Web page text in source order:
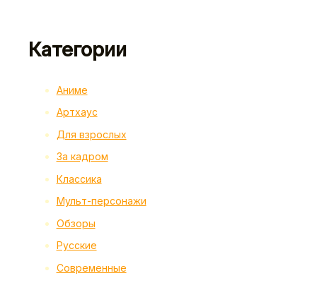
Категории
Аниме
Артхаус
Для взрослых
За кадром
Классика
Мульт-персонажи
Обзоры
Русские
Современные